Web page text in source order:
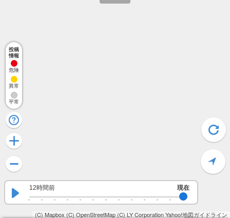
(C) Mapbox (C) OpenStreetMap(C) LY CorporationYahoo!地図ガイドライン
12時間前 現在
投稿
情報
危険
異常
平常